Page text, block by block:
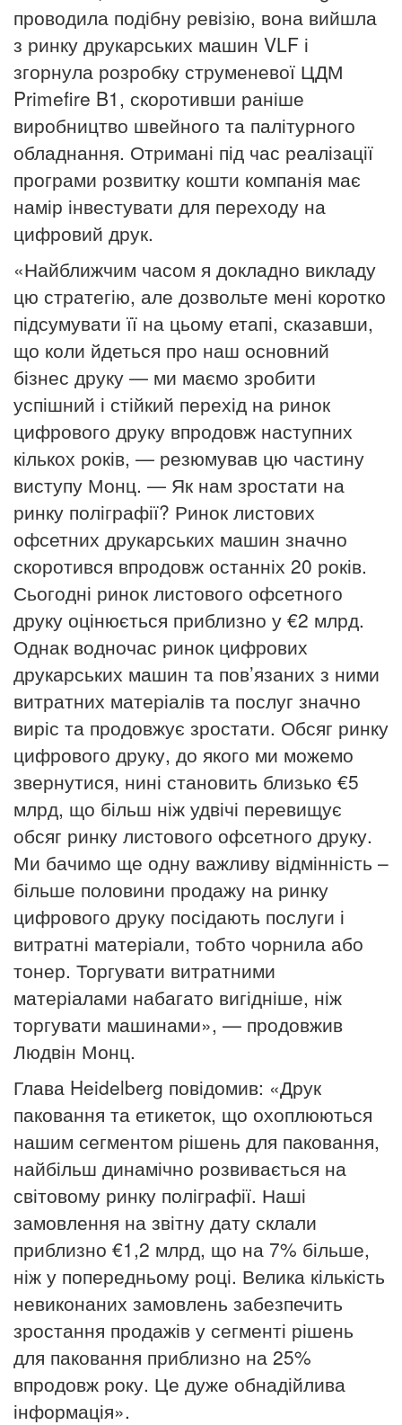
проводила подібну ревізію, вона вийшла
з ринку друкарських машин VLF і
згорнула розробку струменевої ЦДМ
Primefire B1, скоротивши раніше
виробництво швейного та палітурного
обладнання. Отримані під час реалізації
програми розвитку кошти компанія має
намір інвестувати для переходу на
цифровий друк.
«Найближчим часом я докладно викладу
цю стратегію, але дозвольте мені коротко
підсумувати її на цьому етапі, сказавши,
що коли йдеться про наш основний
бізнес друку — ми маємо зробити
успішний і стійкий перехід на ринок
цифрового друку впродовж наступних
кількох років, — резюмував цю частину
виступу Монц. — Як нам зростати на
ринку поліграфії? Ринок листових
офсетних друкарських машин значно
скоротився впродовж останніх 20 років.
Сьогодні ринок листового офсетного
друку оцінюється приблизно у €2 млрд.
Однак водночас ринок цифрових
друкарських машин та пов’язаних з ними
витратних матеріалів та послуг значно
виріс та продовжує зростати. Обсяг ринку
цифрового друку, до якого ми можемо
звернутися, нині становить близько €5
млрд, що більш ніж удвічі перевищує
обсяг ринку листового офсетного друку.
Ми бачимо ще одну важливу відмінність –
більше половини продажу на ринку
цифрового друку посідають послуги і
витратні матеріали, тобто чорнила або
тонер. Торгувати витратними
матеріалами набагато вигідніше, ніж
торгувати машинами», — продовжив
Людвін Монц.
Глава Heidelberg повідомив: «Друк
паковання та етикеток, що охоплюються
нашим сегментом рішень для паковання,
найбільш динамічно розвивається на
світовому ринку поліграфії. Наші
замовлення на звітну дату склали
приблизно €1,2 млрд, що на 7% більше,
ніж у попередньому році. Велика кількість
невиконаних замовлень забезпечить
зростання продажів у сегменті рішень
для паковання приблизно на 25%
впродовж року. Це дуже обнадійлива
інформація».